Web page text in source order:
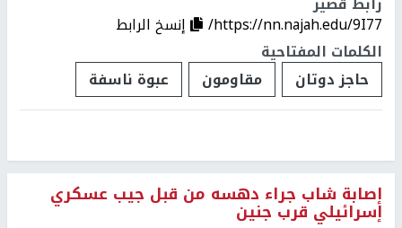
https://nn.najah.edu/9I77/
إنسخ الرابط
الكلمات المفتاحية
حاجز دوتان
مقاومون عبوة ناسفة
إصابة شاب جراء دهسه من قبل جيب عسكري
إسرائيلي قرب جنين